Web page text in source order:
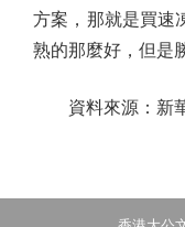
方案，那就是買速
熟的那麼好，但是
資料來源：新